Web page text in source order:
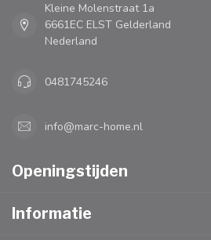
Kleine Molenstraat 1a
6661EC ELST Gelderland
Nederland
0481745246
info@marc-home.nl
Openingstijden
Informatie